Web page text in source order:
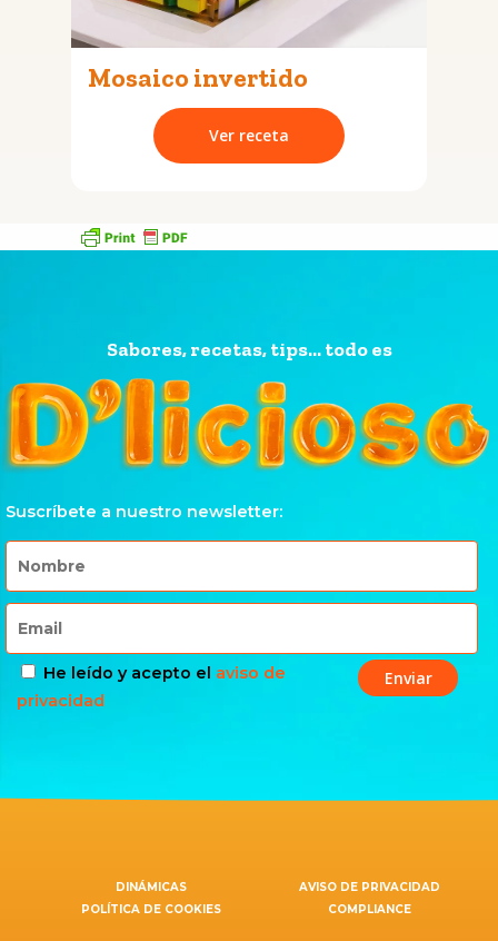
Mosaico invertido
Ver receta
Sabores, recetas, tips... todo es
Suscríbete a nuestro newsletter:
He leído y acepto el aviso de
privacidad
DINÁMICAS
AVISO DE PRIVACIDAD
POLÍTICA DE COOKIES
COMPLIANCE